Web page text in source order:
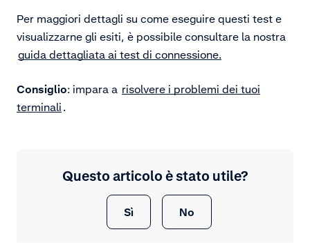
Per maggiori dettagli su come eseguire questi test e
visualizzarne gli esiti, è possibile consultare la nostra
guida dettagliata ai test di connessione.
Consiglio: impara a risolvere i problemi dei tuoi
terminali .
Questo articolo è stato utile?
Sì No